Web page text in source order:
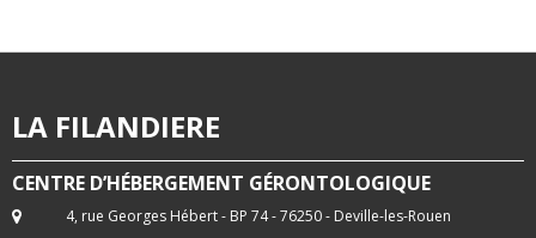
LA FILANDIERE
CENTRE D’HÉBERGEMENT GÉRONTOLOGIQUE
4, rue Georges Hébert - BP 74 - 76250 - Deville-les-Rouen